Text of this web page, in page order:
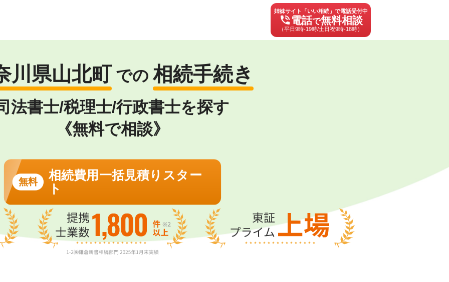
姉妹サイト「いい相続」で電話受付中
phone_in_talk 電話で無料相談
（平日9時-19時/土日祝9時-18時）
川県山北町 での 相続手続き
法書士/税理士/行政書士を探す
《無料で相談》
無料
相続費用一括見積りスター
ト